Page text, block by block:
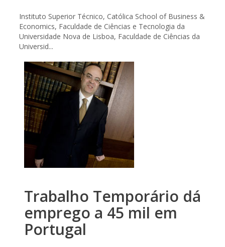
Instituto Superior Técnico, Católica School of Business &
Economics, Faculdade de Ciências e Tecnologia da
Universidade Nova de Lisboa, Faculdade de Ciências da
Universid...
Trabalho Temporário dá
emprego a 45 mil em
Portugal